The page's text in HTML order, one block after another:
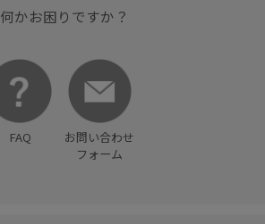
何かお困りですか？
FAQ
お問い合わせ
フォーム